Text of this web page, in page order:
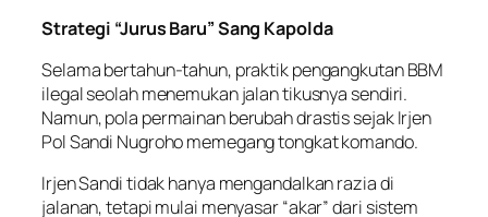
Strategi “Jurus Baru” Sang Kapolda
Selama bertahun-tahun, praktik pengangkutan BBM
ilegal seolah menemukan jalan tikusnya sendiri.
Namun, pola permainan berubah drastis sejak Irjen
Pol Sandi Nugroho memegang tongkat komando.
Irjen Sandi tidak hanya mengandalkan razia di
jalanan, tetapi mulai menyasar “akar” dari sistem